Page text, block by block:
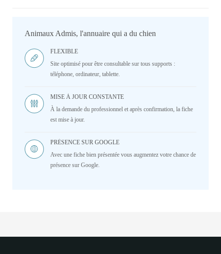
Animaux Admis, l'annuaire qui a du chien
FLEXIBLE
Site optimisé pour être consultable sur tous supports :
téléphone, ordinateur, tablette.
MISE À JOUR CONSTANTE
À la demande du professionnel et après confirmation, la fiche
est mise à jour.
PRÉSENCE SUR GOOGLE
Avec une fiche bien présentée vous augmentez votre chance de
présence sur Google.